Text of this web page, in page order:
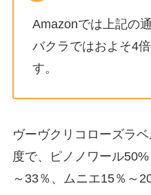
Amazonでは上記の
バクラではおよそ4
す。
ヴーヴクリコローズラ
度で、ピノノワール
～33％、ムニエ15％～